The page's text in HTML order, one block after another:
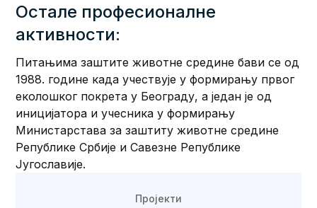
Пројекти
Остале професионалне
активности:
Питањима заштите животне средине бави се од
1988. године када учествује у формирању првог
еколошког покрета у Београду, а један је од
иницијатора и учесника у формирању
Министарстава за заштиту животне средине
Републике Србије и Савезне Републике
Југославије.